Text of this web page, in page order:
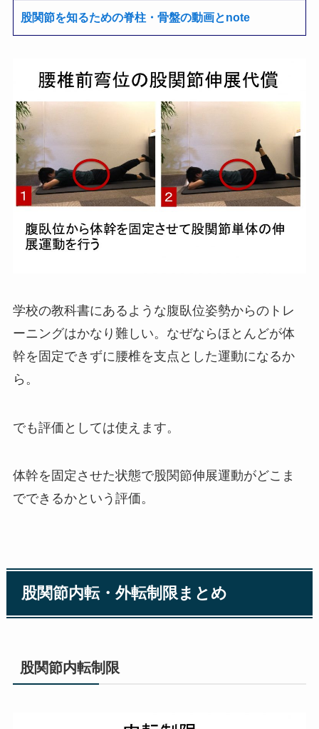
股関節を知るための脊柱・骨盤の動画とnote
学校の教科書にあるような腹臥位姿勢からのトレ
ーニングはかなり難しい。なぜならほとんどが体
幹を固定できずに腰椎を支点とした運動になるか
ら。
でも評価としては使えます。
体幹を固定させた状態で股関節伸展運動がどこま
でできるかという評価。
股関節内転・外転制限まとめ
股関節内転制限